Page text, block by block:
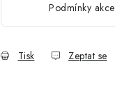
Podmínky akce
Tisk Zeptat se